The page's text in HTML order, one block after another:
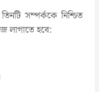
সম্পর্ককে নিশ্চিত
লাগাতে হবে: